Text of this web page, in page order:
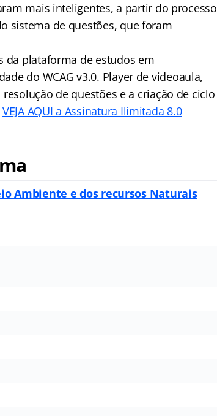
mais inteligentes, a partir do processo
sistema de questões, que foram
da plataforma de estudos em
do WCAG v3.0. Player de videoaula,
de questões e a criação de ciclo
VEJA AQUI a Assinatura Ilimitada 8.0
Ambiente e dos recursos Naturais